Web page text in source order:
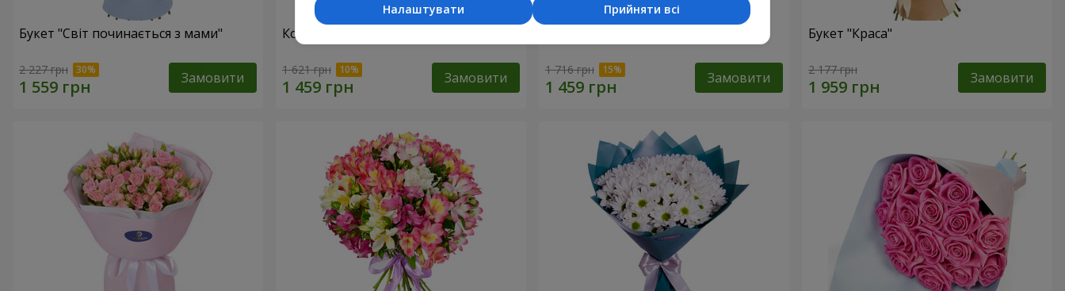
Букет "Світ починається з мами"
2 227 грн Замовити
Композиція "Берегиня Мама"
1 621 грн Замовити 1 716 грн Замовити
Букет "Краса"
2 177 грн Замовити
Прийняти всі
Налаштувати